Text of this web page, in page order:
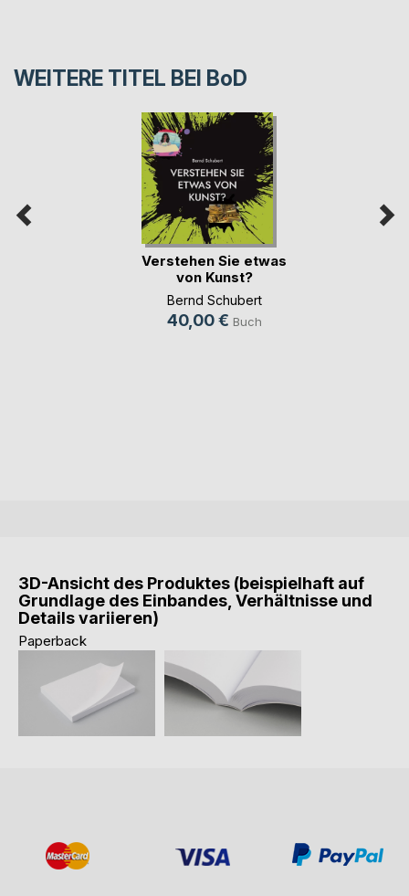
WEITERE TITEL BEI BoD
Verstehen Sie etwas
von Kunst?
Bernd Schubert
40,00 € Buch
3D-Ansicht des Produktes (beispielhaft auf
Grundlage des Einbandes, Verhältnisse und
Details variieren)
Paperback